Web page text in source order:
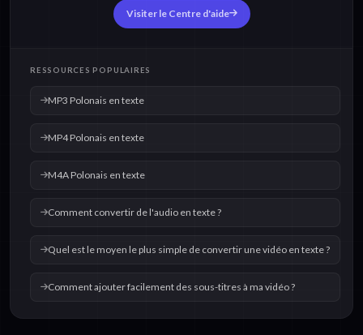
Visiter le Centre d'aide
RESSOURCES POPULAIRES
MP3 Polonais en texte
MP4 Polonais en texte
M4A Polonais en texte
Comment convertir de l'audio en texte ?
Quel est le moyen le plus simple de convertir une vidéo en texte ?
Comment ajouter facilement des sous-titres à ma vidéo ?